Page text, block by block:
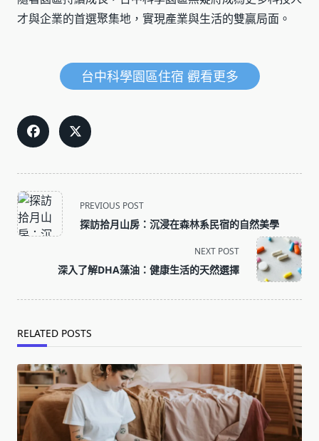
才與企業的首選聚集地，實現產業與生活的雙贏局面。
台中科學園區住宿 觀看更多
<span
class="nav-
subtitle
PREVIOUS POST
探訪拾月山房：沉浸在森林系民宿的自然美學
NEXT POST
深入了解DHA藻油：健康生活的天然選擇
RELATED POSTS